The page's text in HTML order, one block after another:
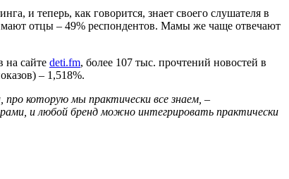
и теперь, как говорится, знает своего слушателя в
отцы – 49% респондентов. Мамы же чаще отвечают
на сайте deti.fm, более 107 тыс. прочтений новостей в
– 1,518%.
которую мы практически все знаем, –
и любой бренд можно интегрировать практически